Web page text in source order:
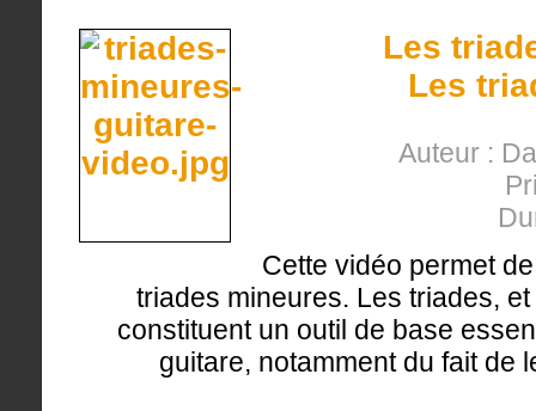
Les
Les
Auteur :
Cette vidéo permet
triades mineures. Les triades,
constituent un outil de base
guitare, notamment du fait de